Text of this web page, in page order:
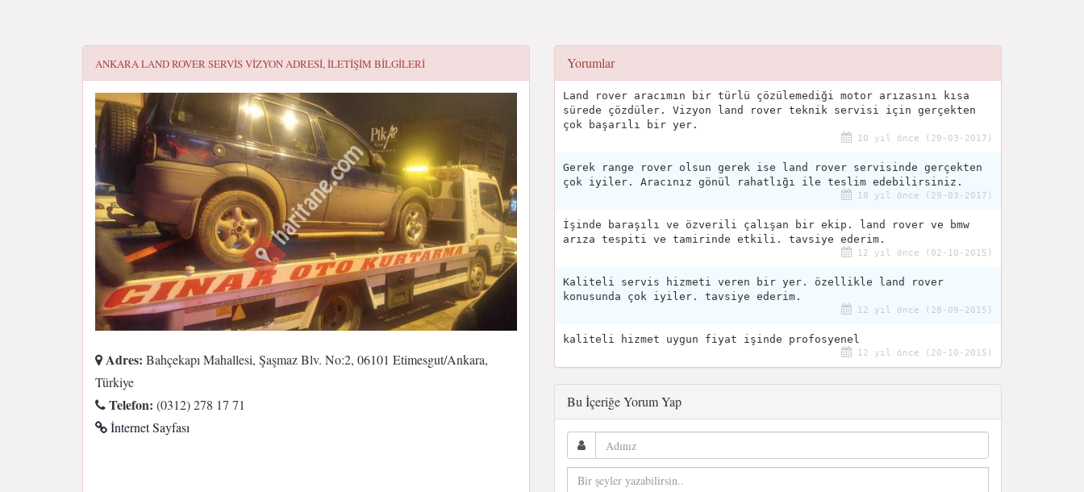
ANKARA LAND ROVER SERVIS VIZYONADRESI, ILETIŞIM BILGILERI
Adres: Bahçekapı Mahallesi, Şaşmaz Blv. No:2, 06101 Etimesgut/Ankara,
Türkiye
Telefon: (0312) 278 17 71
İnternet Sayfası
Yorumlar
Land rover aracımın bir türlü çözülemediği motor arızasını kısa
sürede çözdüler. Vizyon land rover teknik servisi için gerçekten
çok başarılı bir yer.
10 yıl önce (29-03-2017)
Gerek range rover olsun gerek ise land rover servisinde gerçekten
çok iyiler. Aracınız gönül rahatlığı ile teslim edebilirsiniz.
10 yıl önce (29-03-2017)
İşinde baraşılı ve özverili çalışan bir ekip. land rover ve bmw
arıza tespiti ve tamirinde etkili. tavsiye ederim.
12 yıl önce (02-10-2015)
Kaliteli servis hizmeti veren bir yer. özellikle land rover
konusunda çok iyiler. tavsiye ederim.
12 yıl önce (28-09-2015)
kaliteli hizmet uygun fiyat işinde profosyenel
12 yıl önce (20-10-2015)
Bu İçeriğe Yorum Yap